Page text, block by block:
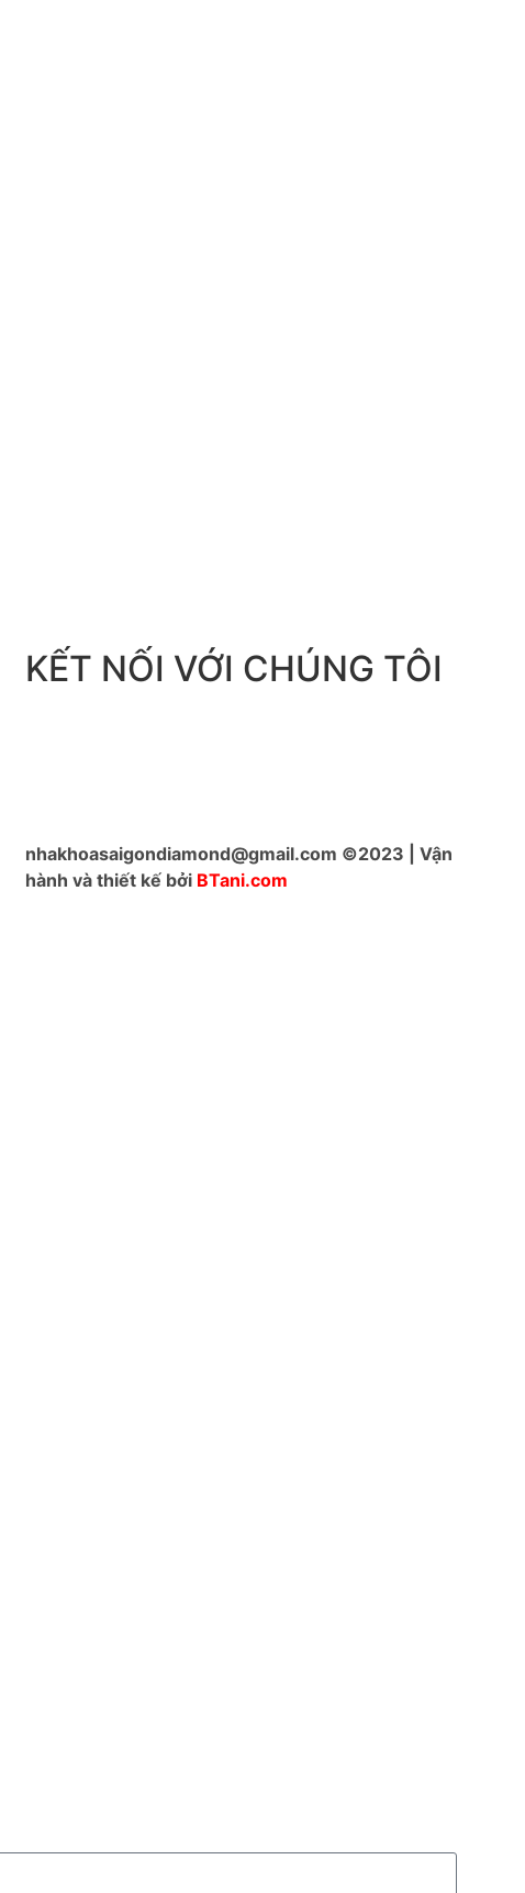
KẾT NỐI VỚI CHÚNG TÔI
nhakhoasaigondiamond@gmail.com ©2023 | Vận
hành và thiết kế bởi BTani.com